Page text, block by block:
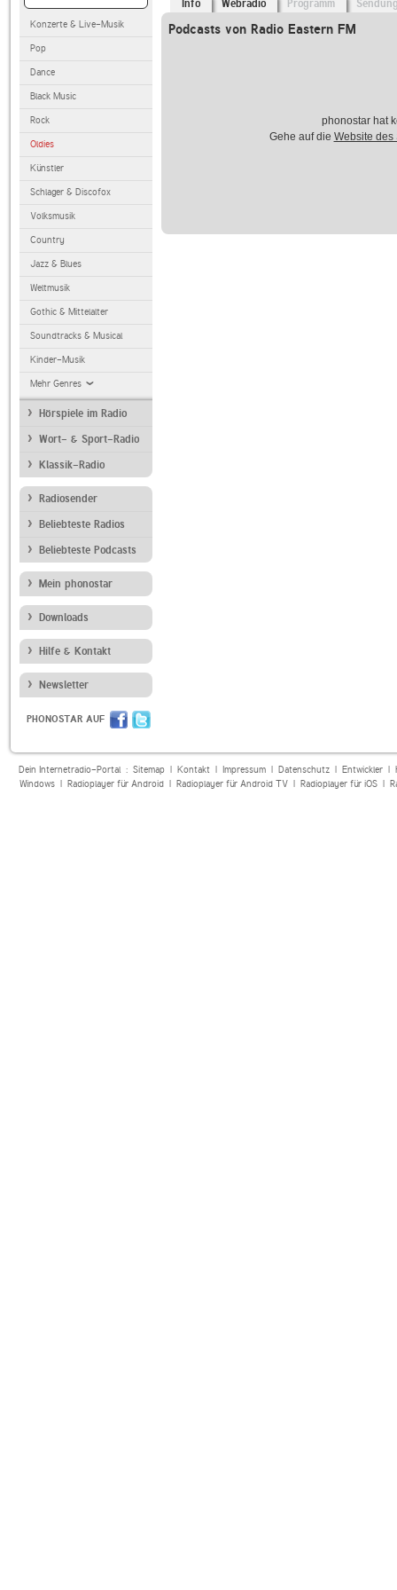
Konzerte & Live-Musik
Pop
Dance
Black Music
Rock
Oldies
Künstler
Schlager & Discofox
Volksmusik
Country
Jazz & Blues
Weltmusik
Gothic & Mittelalter
Soundtracks & Musical
Kinder-Musik
Mehr Genres
Hörspiele im Radio
Wort- & Sport-Radio
Klassik-Radio
Radiosender
Beliebteste Radios
Beliebteste Podcasts
Mein phonostar
Downloads
Hilfe & Kontakt
Newsletter
PHONOSTAR AUF
Info Webradio Programm
Podcasts von Radio Eastern FM
phonostar hat
Gehe auf die Website des
Dein Internetradio-Portal : Sitemap| Kontakt| Impressum| Datenschutz| Entwickler|
Windows| Radioplayer für Android| Radioplayer für Android TV| Radioplayer für iOS|